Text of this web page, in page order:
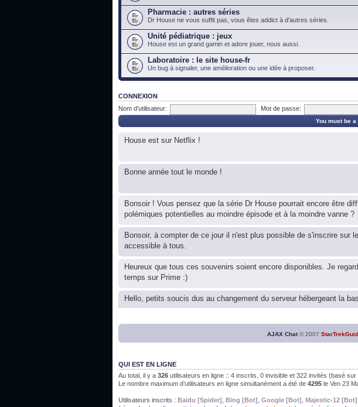
Pharmacie : autres séries
Dr House ne vous suffit pas, vous êtes addict à d'autres séries.
Unité pédiatrique : jeux
House est un grand gamin et adore jouer, nous aussi.
Laboratoire : le site house-fr
Un bug à signaler, une amélioration ou une idée à proposer.
CONNEXION
Nom d’utilisateur:
Mot de passe:
You must be
House est sur Netflix !
Bonne année tout le monde !
Bonsoir ! Vous pensez que la série Dr House pourrait encore être
polémiques potentielles au moindre épisode et à la moindre vanne ?
Bonsoir, à compter de ce jour il n'est plus possible de s'inscrire sur
accessible à tous.
Heureux que tous ces souvenirs soient encore disponibles. Je
temps sur Prime :)
Hello, petits soucis dus au changement du serveur hébergeant la
Bon, 2020, ça n'a pas trop marché. JE vous souhaite une année
J'ai l'impression que nous n'avons pas fait les survivor des épisodes
AJAX Chat© 2007
QUI EST EN LIGNE
Au total, il y a 326 utilisateurs en ligne :: 4 inscrits, 0 invisible et 322 invités (basé
Le nombre maximum d’utilisateurs en ligne simultanément a été de 4295 le Ven 23
Utilisateurs inscrits : Baidu [Spider] Bing [Bot] Google [Bot] Majestic-12 [Bot]